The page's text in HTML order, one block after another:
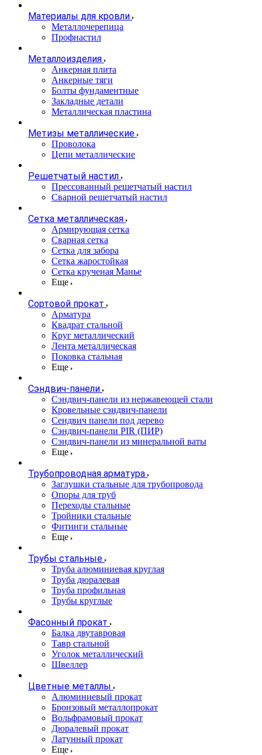
Материалы для кровли
Металлочерепица
Профнастил
Металлоизделия
Анкерная плита
Анкерные тяги
Болты фундаментные
Закладные детали
Металлическая пластина
Метизы металлические
Проволока
Цепи металлические
Решетчатый настил
Прессованный решетчатый настил
Сварной решетчатый настил
Сетка металлическая
Армирующая сетка
Сварная сетка
Сетка для забора
Сетка жаростойкая
Сетка крученая Манье
Еще
Сортовой прокат
Арматура
Квадрат стальной
Круг металлический
Лента металлическая
Поковка стальная
Еще
Сэндвич-панели
Cэндвич-панели из нержавеющей стали
Кровельные сэндвич-панели
Сендвич панели под дерево
Сэндвич-панели PIR (ПИР)
Сэндвич-панели из минеральной ваты
Еще
Трубопроводная арматура
Заглушки стальные для трубопровода
Опоры для труб
Переходы стальные
Тройники стальные
Фитинги стальные
Еще
Трубы стальные
Труба алюминиевая круглая
Труба дюралевая
Труба профильная
Трубы круглые
Фасонный прокат
Балка двутавровая
Тавр стальной
Уголок металлический
Швеллер
Цветные металлы
Алюминиевый прокат
Бронзовый металлопрокат
Вольфрамовый прокат
Дюралевый прокат
Латунный прокат
Еще